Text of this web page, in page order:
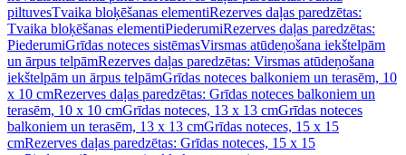
piltuvesTvaika bloķēšanas elementiRezerves daļas paredzētas:
Tvaika bloķēšanas elementiPiederumiRezerves daļas paredzētas:
PiederumiGrīdas noteces sistēmasVirsmas atūdeņošana iekštelpām
un ārpus telpāmRezerves daļas paredzētas: Virsmas atūdeņošana
iekštelpām un ārpus telpāmGrīdas noteces balkoniem un terasēm, 10
x 10 cmRezerves daļas paredzētas: Grīdas noteces balkoniem un
terasēm, 10 x 10 cmGrīdas noteces, 13 x 13 cmGrīdas noteces
balkoniem un terasēm, 13 x 13 cmGrīdas noteces, 15 x 15
cmRezerves daļas paredzētas: Grīdas noteces, 15 x 15